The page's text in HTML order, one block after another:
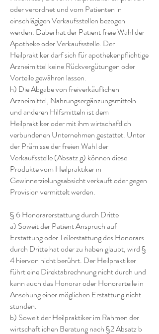
oder verordnet und vom Patienten in
einschlägigen Verkaufsstellen bezogen
werden. Dabei hat der Patient freie Wahl der
Apotheke oder Verkaufsstelle. Der
Heilpraktiker darf sich für apothekenpflichtige
Arzneimittel keine Rückvergütungen oder
Vorteile gewähren lassen.
h) Die Abgabe von freiverkäuflichen
Arzneimittel, Nahrungsergänzungsmitteln
und anderen Hilfsmitteln ist dem
Heilpraktiker oder mit ihm wirtschaftlich
verbundenen Unternehmen gestattet. Unter
der Prämisse der freien Wahl der
Verkaufsstelle (Absatz g) können diese
Produkte vom Heilpraktiker in
Gewinnerzielungsabsicht verkauft oder gegen
Provision vermittelt werden.
§ 6 Honorarerstattung durch Dritte
a) Soweit der Patient Anspruch auf
Erstattung oder Teilerstattung des Honorars
durch Dritte hat oder zu haben glaubt, wird §
4 hiervon nicht berührt. Der Heilpraktiker
führt eine Direktabrechnung nicht durch und
kann auch das Honorar oder Honorarteile in
Ansehung einer möglichen Erstattung nicht
stunden.
b) Soweit der Heilpraktiker im Rahmen der
wirtschaftlichen Beratung nach §2 Absatz b